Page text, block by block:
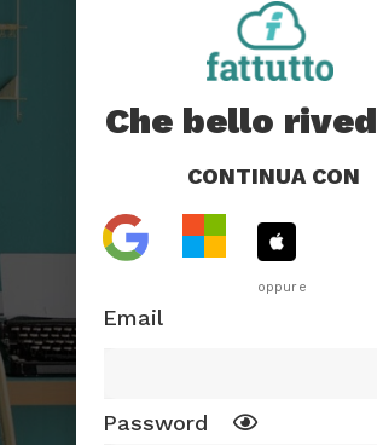
Che bello
CONTINUA CON
oppure
Email
Password